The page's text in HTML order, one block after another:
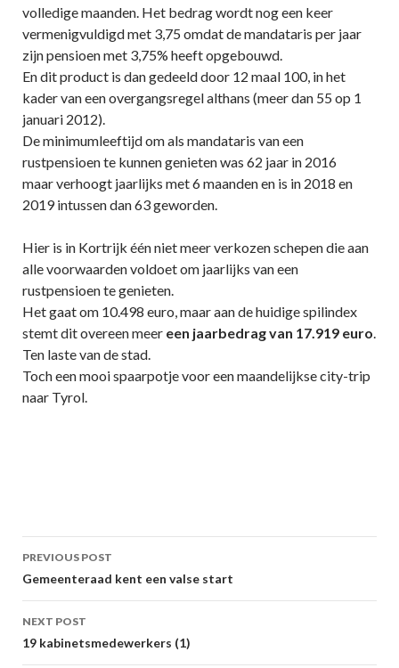
volledige maanden. Het bedrag wordt nog een keer
vermenigvuldigd met 3,75 omdat de mandataris per jaar
zijn pensioen met 3,75% heeft opgebouwd.
En dit product is dan gedeeld door 12 maal 100, in het
kader van een overgangsregel althans (meer dan 55 op 1
januari 2012).
De minimumleeftijd om als mandataris van een
rustpensioen te kunnen genieten was 62 jaar in 2016
maar verhoogt jaarlijks met 6 maanden en is in 2018 en
2019 intussen dan 63 geworden.
Hier is in Kortrijk één niet meer verkozen schepen die aan
alle voorwaarden voldoet om jaarlijks van een
rustpensioen te genieten.
Het gaat om 10.498 euro, maar aan de huidige spilindex
stemt dit overeen meer een jaarbedrag van 17.919 euro.
Ten laste van de stad.
Toch een mooi spaarpotje voor een maandelijkse city-trip
naar Tyrol.
Post
navigation
PREVIOUS POST
Gemeenteraad kent een valse start
NEXT POST
19 kabinetsmedewerkers (1)